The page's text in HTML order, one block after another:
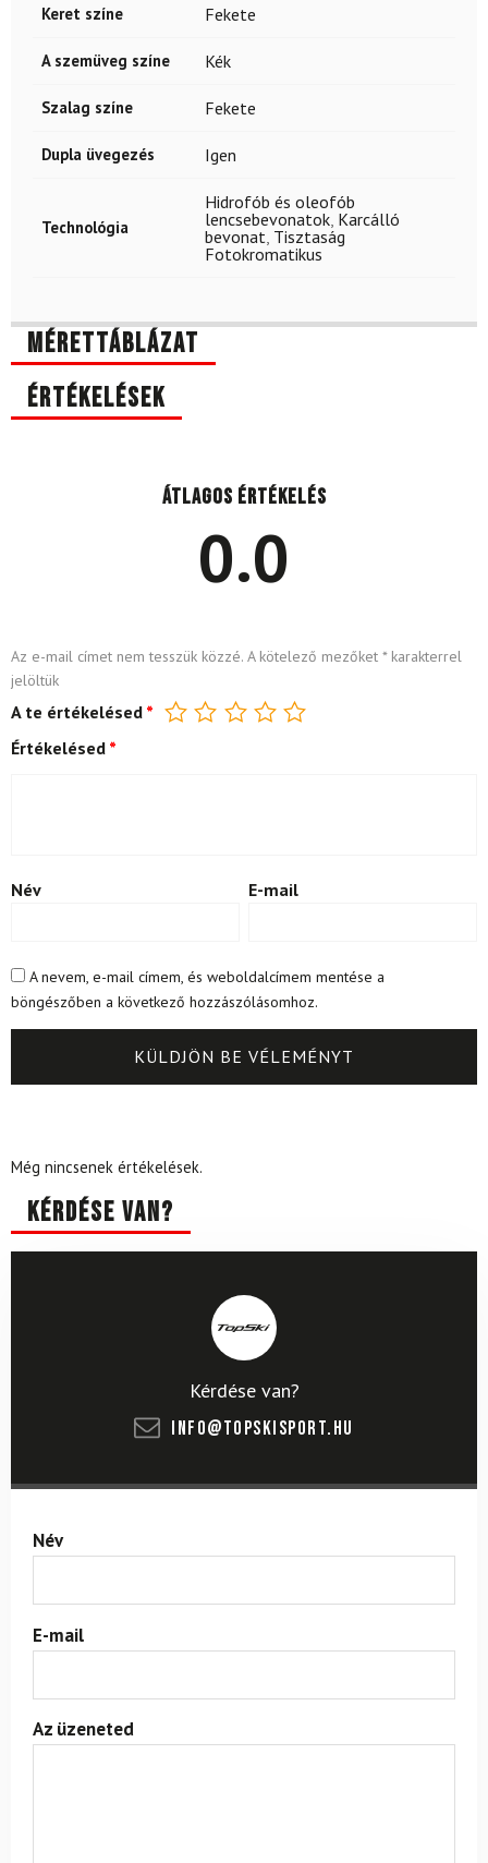
Keret színe Fekete
A szemüveg színe Kék
Szalag színe Fekete
Dupla üvegezés Igen
Technológia
Hidrofób és oleofób
lencsebevonatok Karcálló
bevonat Tisztaság
Fotokromatikus
Mérettáblázat
Értékelések
Átlagos értékelés
0.0
Az e-mail címet nem tesszük közzé. A kötelező mezőket *karakterrel
jelöltük
A te értékelésed *
Értékelésed *
Név E-mail
A nevem, e-mail címem, és weboldalcímem mentése a
böngészőben a következő hozzászólásomhoz.
Még nincsenek értékelések.
Kérdése van?
Kérdése van?
info@topskisport.hu
Név
E-mail
Az üzeneted